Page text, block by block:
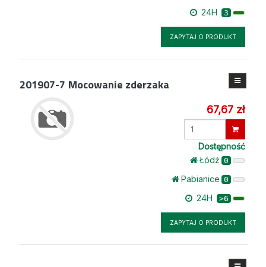
24H 3
ZAPYTAJ O PRODUKT
201907-7 Mocowanie zderzaka
67,67 zł
Wprowadź
Dostępność
Łódż 0
Pabianice 0
24H >6
ZAPYTAJ O PRODUKT